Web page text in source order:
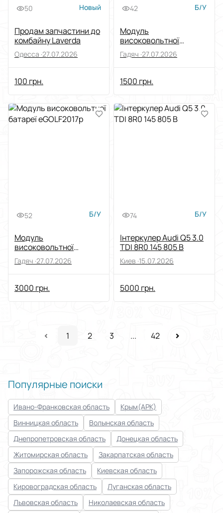
50 Новый
Продам запчастини до
комбайну Laverda
Одесса ·27.07.2026
100 грн.
42 Б/У
Модуль
високовольтної
батареї еGOLF2017р.
Гадяч ·27.07.2026
1500 грн.
52 Б/У
Модуль
високовольтної
батареї еGOLF2017р
Гадяч ·27.07.2026
3000 грн.
74 Б/У
Інтеркулер Audi Q5 3.0
TDI 8R0 145 805 B
Киев ·15.07.2026
5000 грн.
1 2 3 ... 42
Популярные поиски
Ивано-Франковская область
Крым(АРК)
Винницкая область
Волынская область
Днепропетровская область
Донецкая область
Житомирская область
Закарпатская область
Запорожская область
Киевская область
Кировоградская область
Луганская область
Львовская область
Николаевская область